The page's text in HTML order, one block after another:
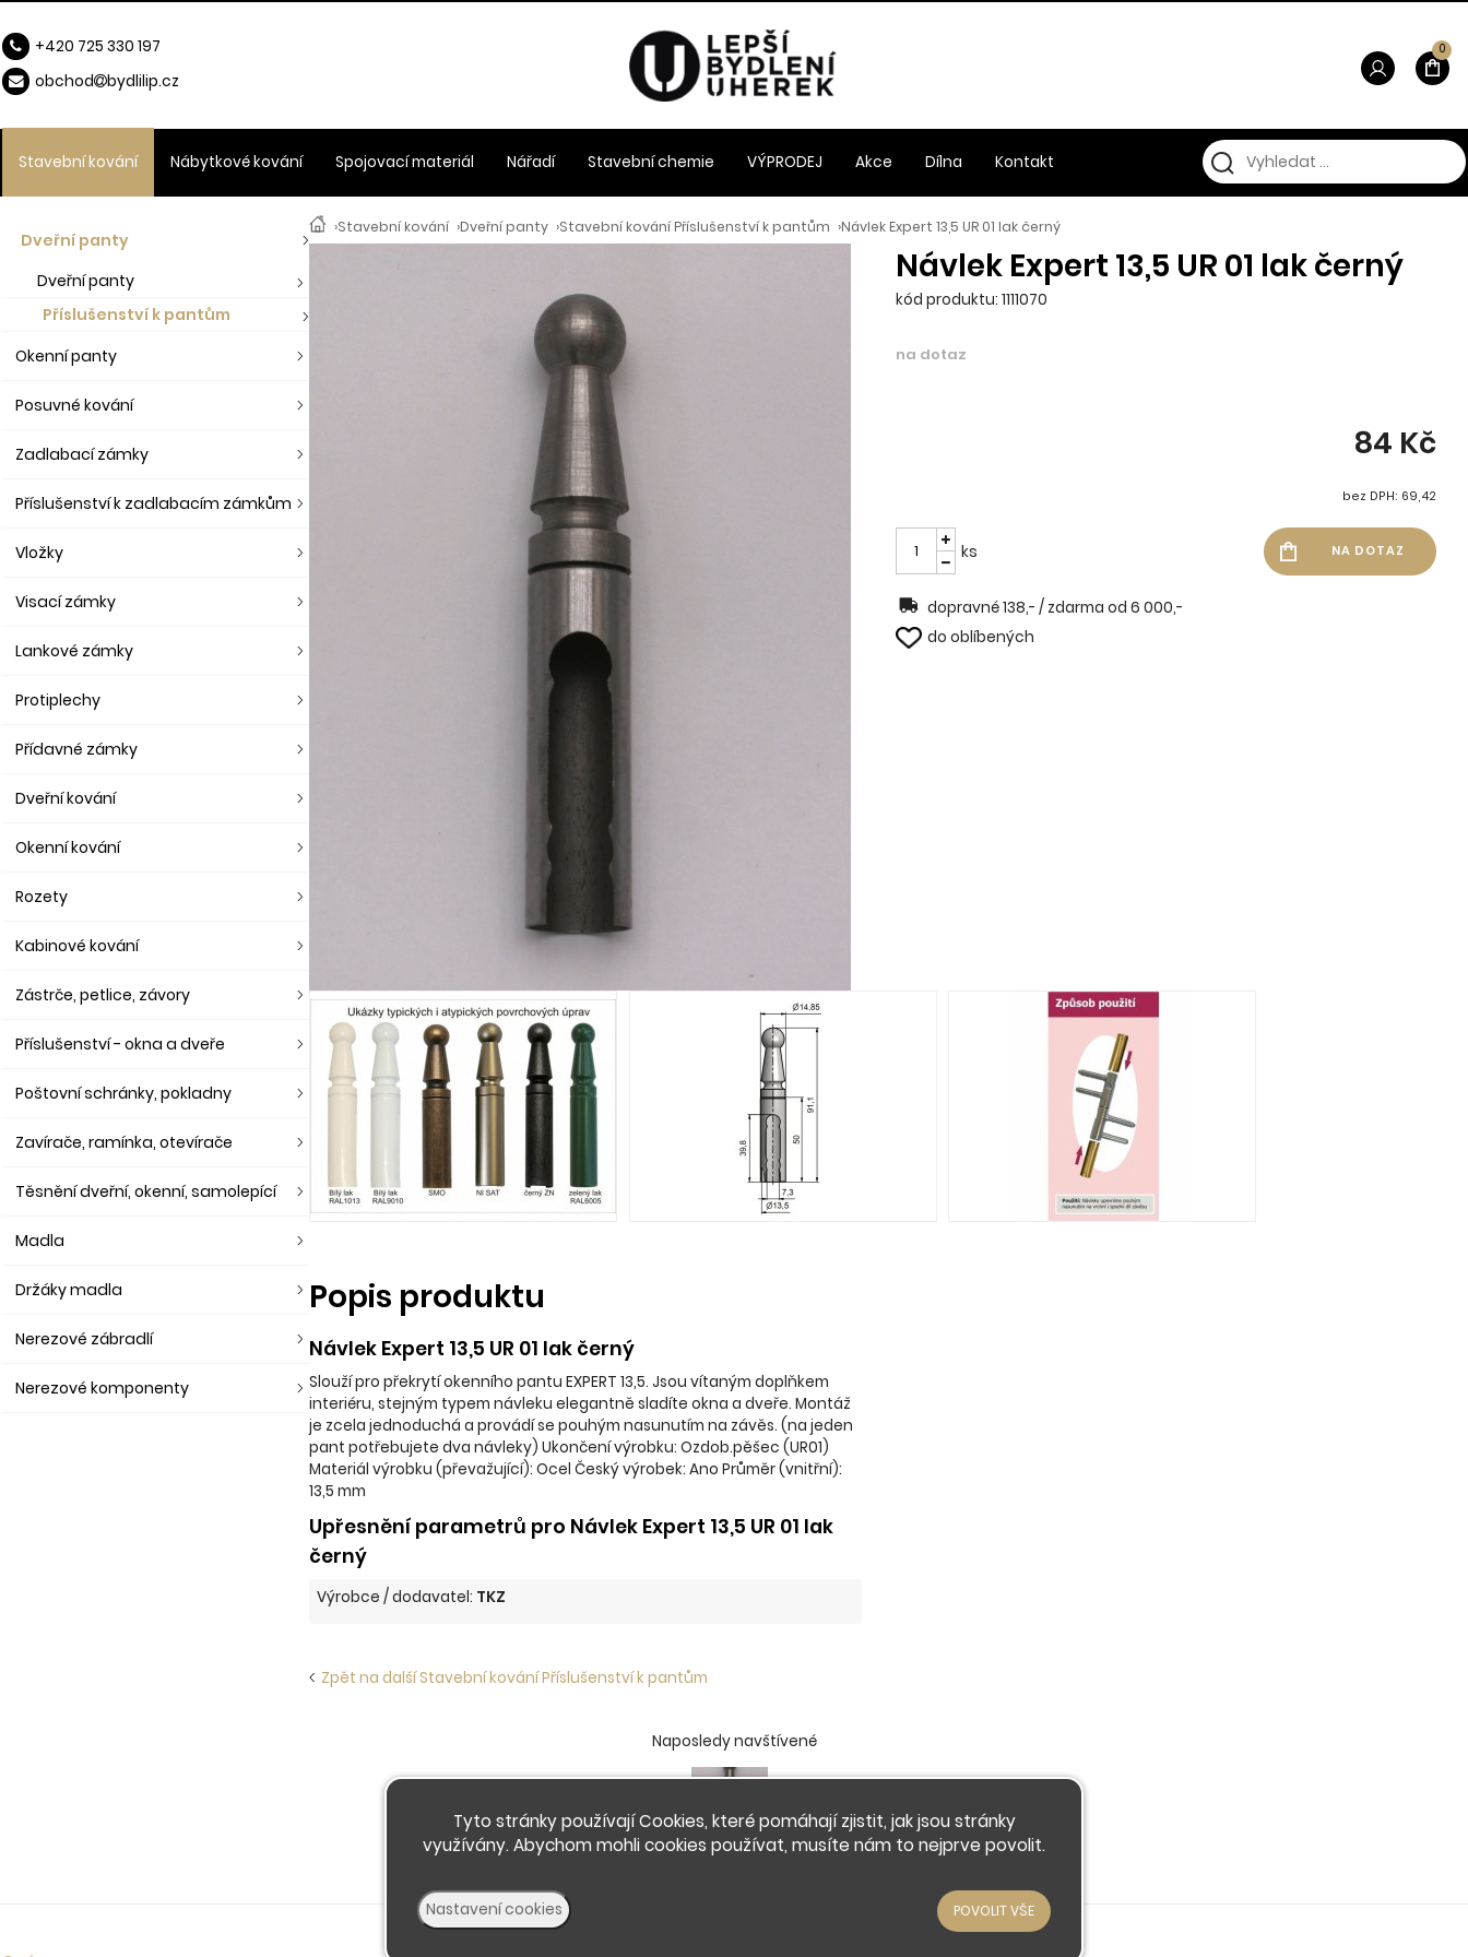
›Stavební kování ›Dveřní panty ›Stavební kování Příslušenství k pantům ›Návlek Expert 13,5 UR 01 lak černý
Návlek Expert 13,5 UR 01 lak černý
kód produktu: 1111070
na dotaz
84 Kč
bez DPH: 69,42
ks
dopravné 138,- / zdarma od 6 000,-
do oblíbených
Popis produktu
Návlek Expert 13,5 UR 01 lak černý
Slouží pro překrytí okenního pantu EXPERT 13,5. Jsou vítaným doplňkem
interiéru, stejným typem návleku elegantně sladíte okna a dveře. Montáž
je zcela jednoduchá a provádí se pouhým nasunutím na závěs. (na jeden
pant potřebujete dva návleky) Ukončení výrobku: Ozdob.pěšec (UR01)
Materiál výrobku (převažující): Ocel Český výrobek: Ano Průměr (vnitřní):
13,5 mm
Upřesnění parametrů pro Návlek Expert 13,5 UR 01 lak
černý
Výrobce / dodavatel: TKZ
Zpět na další Stavební kování Příslušenství k pantům
Dveřní panty
Dveřní panty
Příslušenství k pantům
Okenní panty
Posuvné kování
Zadlabací zámky
Příslušenství k zadlabacím zámkům
Vložky
Visací zámky
Lankové zámky
Protiplechy
Přídavné zámky
Dveřní kování
Okenní kování
Rozety
Kabinové kování
Zástrče, petlice, závory
Příslušenství - okna a dveře
Poštovní schránky, pokladny
Zavírače, ramínka, otevírače
Těsnění dveřní, okenní, samolepící
Madla
Držáky madla
Nerezové zábradlí
Nerezové komponenty
Stavební kování Nábytkové kování Spojovací materiál Nářadí Stavební chemie VÝPRODEJ Akce Dílna Kontakt
0
+420 725 330 197
obchod
bydlilip.cz
Naposledy navštívené
Návlek Expert 13,5
Tyto stránky používají Cookies, které pomáhají zjistit, jak jsou stránky
využívány. Abychom mohli cookies používat, musíte nám to nejprve povolit.